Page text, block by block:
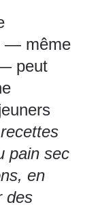
— même
peut
pain sec
en
des